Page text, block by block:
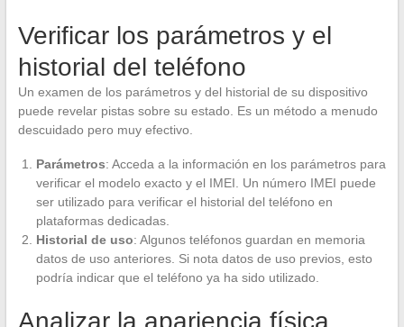
Verificar los parámetros y el
historial del teléfono
Un examen de los parámetros y del historial de su dispositivo
puede revelar pistas sobre su estado. Es un método a menudo
descuidado pero muy efectivo.
Parámetros: Acceda a la información en los parámetros para
verificar el modelo exacto y el IMEI. Un número IMEI puede
ser utilizado para verificar el historial del teléfono en
plataformas dedicadas.
Historial de uso: Algunos teléfonos guardan en memoria
datos de uso anteriores. Si nota datos de uso previos, esto
podría indicar que el teléfono ya ha sido utilizado.
Analizar la apariencia física